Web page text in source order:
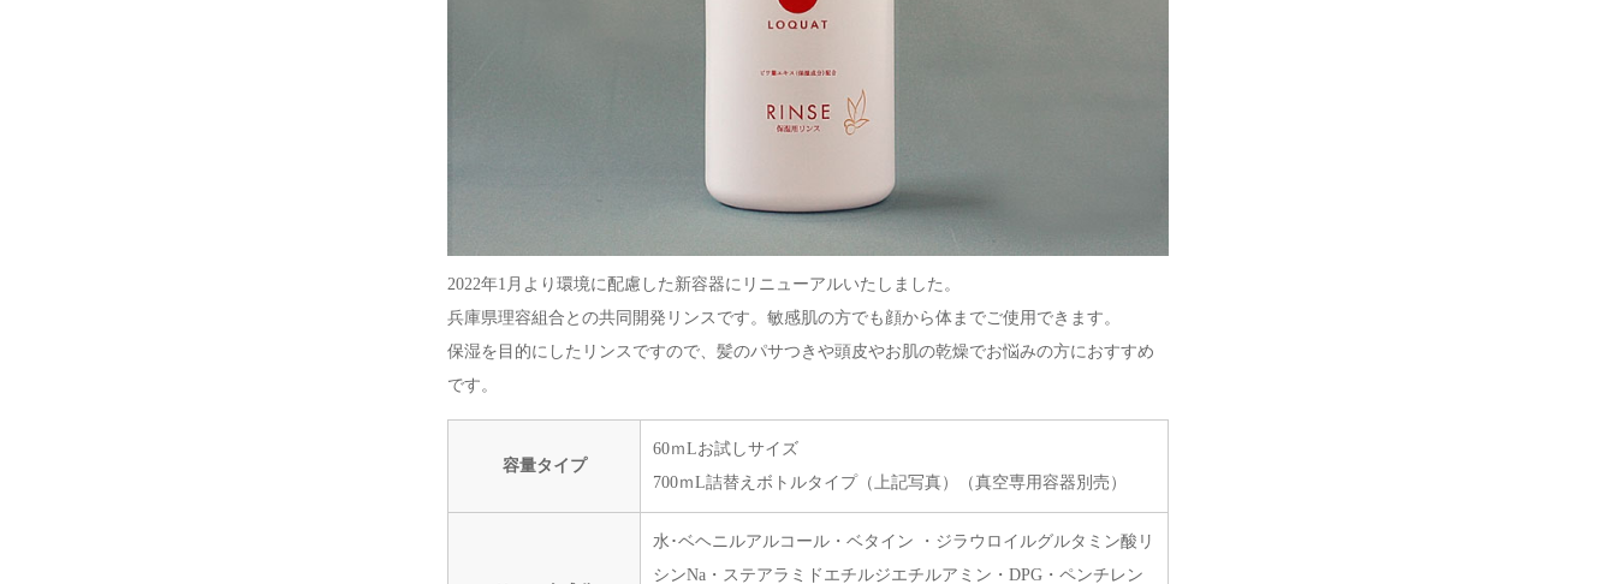
2022年1月より環境に配慮した新容器にリニューアルいたしました。
兵庫県理容組合との共同開発リンスです。敏感肌の方でも顔から体までご使用できます。
保湿を目的にしたリンスですので、髪のパサつきや頭皮やお肌の乾燥でお悩みの方におすすめ
です。
容量タイプ
60ｍLお試しサイズ
700ｍL詰替えボトルタイプ（上記写真）（真空専用容器別売）
水･ベヘニルアルコール・ベタイン ・ジラウロイルグルタミン酸リ
シンNa・ステアラミドエチルジエチルアミン・DPG・ペンチレン